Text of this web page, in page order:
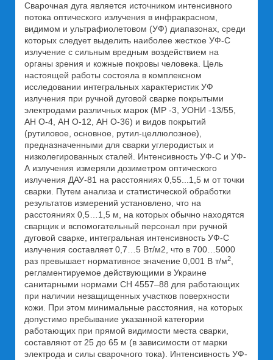
Сварочная дуга является источником интенсивного
потока оптического излучения в инфракрасном,
видимом и ультрафиолетовом (УФ) диапазонах, среди
которых следует выделить наиболее жесткое УФ-С
излучение с сильным вредным воздействием на
органы зрения и кожные покровы человека. Цель
настоящей работы состояла в комплексном
исследовании интегральных характеристик УФ
излучения при ручной дуговой сварке покрытыми
электродами различных марок (МР -3, УОНИ -13/55,
АН О-4, АН О-12, АН О-36) и видов покрытий
(рутиловое, основное, рутил-целлюлозное),
предназначенными для сварки углеродистых и
низколегированных сталей. Интенсивность УФ-С и УФ-
А излучения измеряли дозиметром оптического
излучения ДАУ-81 на расстояниях 0,55...1,5 м от точки
сварки. Путем анализа и статистической обработки
результатов измерений установлено, что на
расстояниях 0,5…1,5 м, на которых обычно находятся
сварщик и вспомогательный персонал при ручной
дуговой сварке, интегральная интенсивность УФ-С
излучения составляет 0,7…5 Вт/м2, что в 700…5000
раз превышает нормативное значение 0,001 В т/м2,
регламентируемое действующими в Украине
санитарными нормами СН 4557–88 для работающих
при наличии незащищенных участков поверхности
кожи. При этом минимальные расстояния, на которых
допустимо пребывание указанной категории
работающих при прямой видимости места сварки,
составляют от 25 до 65 м (в зависимости от марки
электрода и силы сварочного тока). Интенсивность УФ-